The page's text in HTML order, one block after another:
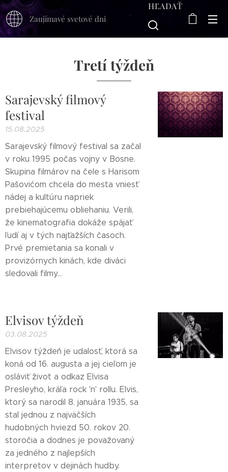
Zaujímavé svetové dni
HĽADAŤ
Tretí týždeň
Sarajevský filmový
festival
15.08.2025
Sarajevský filmový festival sa začal
v roku 1995 počas vojny v Bosne.
Skupina filmárov na čele s Harisom
Pašovićom chcela do mesta vniesť
nádej a kultúru napriek
prebiehajúcemu obliehaniu. Verili,
že kinematografia dokáže spájať
ľudí aj v tých najťažších časoch.
Prvé premietania sa konali v
provizórnych kinách, kde diváci
sledovali filmy...
Elvisov týždeň
03.08.2025
Elvisov týždeň je udalosť, ktorá sa
koná od 16. augusta a jej cieľom je
osláviť život a odkaz Elvisa
Presleyho, kráľa rock 'n' rollu. Elvis,
ktorý sa narodil 8. januára 1935, sa
stal jednou z najväčších
hudobných hviezd 50. rokov 20.
storočia a dodnes je považovaný
za jedného z najlepších
interpretov v dejinách hudby.